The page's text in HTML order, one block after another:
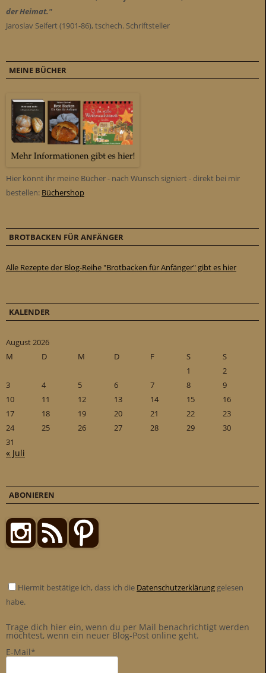
der Heimat."
Jaroslav Seifert (1901-86), tschech. Schriftsteller
MEINE BÜCHER
Hier könnt ihr meine Bücher - nach Wunsch signiert - direkt bei mir
bestellen: Büchershop
BROTBACKEN FÜR ANFÄNGER
Alle Rezepte der Blog-Reihe "Brotbacken für Anfänger" gibt es hier
KALENDER
August 2026
M
D M D F S
S
1
2
3
4 5 6 7 8
9
10
11 12 13 14 15
16
17
18 19 20 21 22
23
24
25 26 27 28 29
30
31
« Juli
ABONIEREN
Hiermit bestätige ich, dass ich die Datenschutzerklärung gelesen
habe.
Trage dich hier ein, wenn du per Mail benachrichtigt werden
möchtest, wenn ein neuer Blog-Post online geht.
E-Mail*